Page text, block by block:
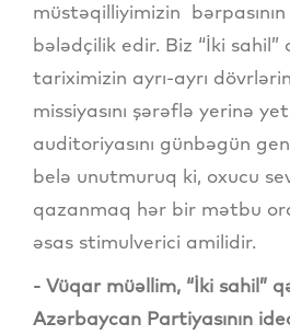
müstəqilliyimizin
bələdçilik edir. Biz “İki
tariximizin ayrı-ayrı
missiyasını şərəflə yerinə
auditoriyasını günbəgün
belə unutmuruq ki, oxucu
qazanmaq hər bir mətbu
əsas stimulverici amilidir.
- Vüqar müəllim, “İki sahil”
Azərbaycan Partiyasının